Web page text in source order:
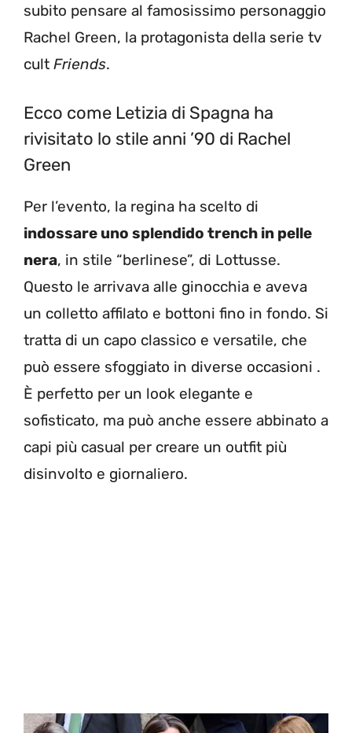
subito pensare al famosissimo personaggio
Rachel Green, la protagonista della serie tv
cult Friends.
Ecco come Letizia di Spagna ha
rivisitato lo stile anni ’90 di Rachel
Green
Per l’evento, la regina ha scelto di
indossare uno splendido trench in pelle
nera, in stile “berlinese”, di Lottusse.
Questo le arrivava alle ginocchia e aveva
un colletto affilato e bottoni fino in fondo. Si
tratta di un capo classico e versatile, che
può essere sfoggiato in diverse occasioni .
È perfetto per un look elegante e
sofisticato, ma può anche essere abbinato a
capi più casual per creare un outfit più
disinvolto e giornaliero.